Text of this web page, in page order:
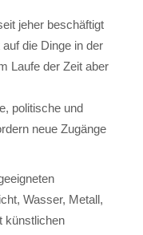
jeher beschäftigt
die Dinge in der
Laufe der Zeit aber
politische und
neue Zugänge
Wasser, Metall,
künstlichen